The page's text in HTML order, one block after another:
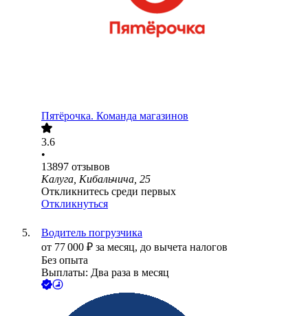
Пятёрочка. Команда магазинов
3.6
•
13897 отзывов
Калуга, Кибальчича, 25
Откликнитесь среди первых
Откликнуться
Водитель погрузчика
от 77 000 ₽ за месяц, до вычета налогов
Без опыта
Выплаты: Два раза в месяц